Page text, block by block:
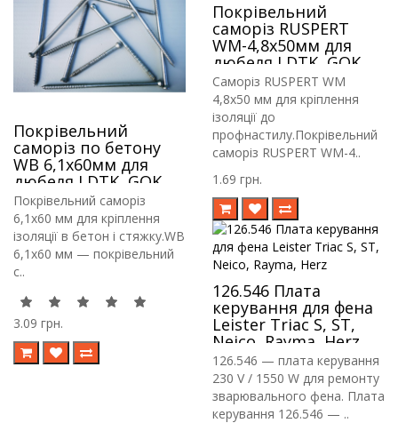
Покрівельний
саморіз по бетону
WB 6,1х60мм для
дюбеля LDTK, GOK,
RIF
Покрівельний саморіз
6,1х60 мм для кріплення
ізоляції в бетон і стяжку.WB
6,1х60 мм — покрівельний
с..
3.09 грн.
Покрівельний
саморіз RUSPERT
WM-4,8х50мм для
дюбеля LDTK, GOK,
RIF.
Саморіз RUSPERT WM
4,8х50 мм для кріплення
ізоляції до
профнастилу.Покрівельний
саморіз RUSPERT WM-4..
1.69 грн.
126.546 Плата
керування для фена
Leister Triac S, ST,
Neico, Rayma, Herz
126.546 — плата керування
230 V / 1550 W для ремонту
зварювального фена. Плата
керування 126.546 — ..